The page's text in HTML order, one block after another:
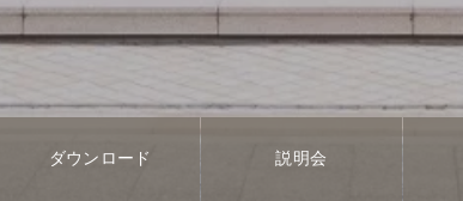
ダウンロード 説明会